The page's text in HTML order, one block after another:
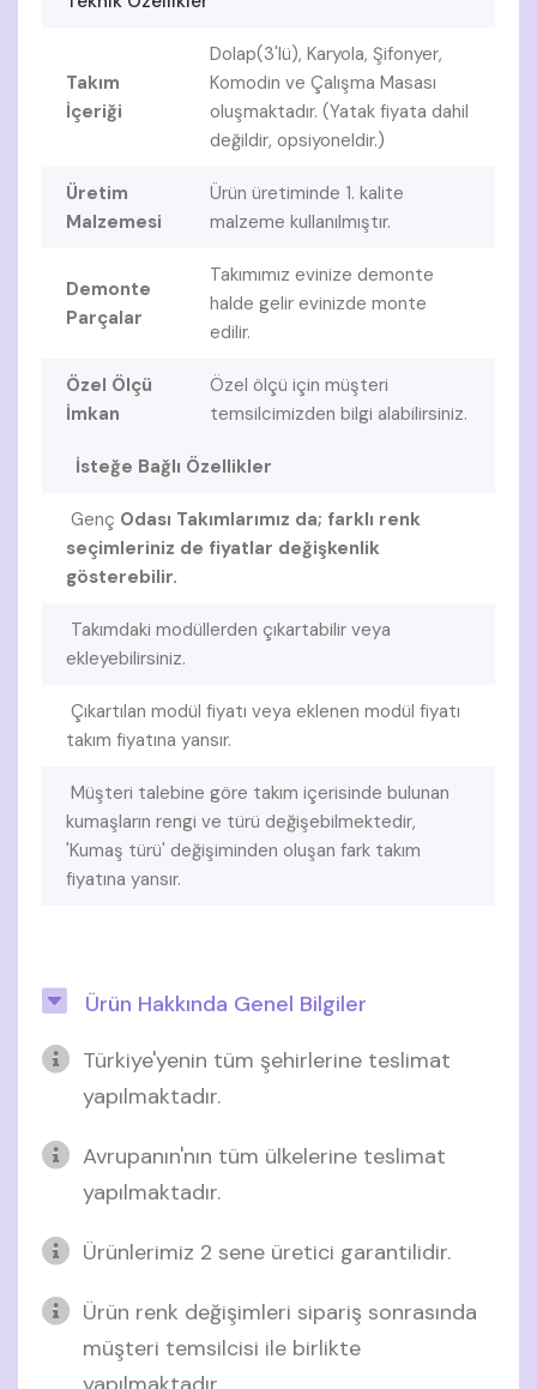
Takım
İçeriği
Dolap(3'lü), Karyola, Şifonyer,
Komodin ve Çalışma Masası
oluşmaktadır. (Yatak fiyata dahil
değildir, opsiyoneldir.)
Üretim
Malzemesi
Ürün üretiminde 1. kalite
malzeme kullanılmıştır.
Demonte
Parçalar
Takımımız evinize demonte
halde gelir evinizde monte
edilir.
Özel Ölçü
İmkan
Özel ölçü için müşteri
temsilcimizden bilgi alabilirsiniz.
İsteğe Bağlı Özellikler
Genç Odası Takımlarımız da; farklı renk
seçimleriniz de fiyatlar değişkenlik
gösterebilir.
Takımdaki modüllerden çıkartabilir veya
ekleyebilirsiniz.
Çıkartılan modül fiyatı veya eklenen modül fiyatı
takım fiyatına yansır.
Müşteri talebine göre takım içerisinde bulunan
kumaşların rengi ve türü değişebilmektedir,
'Kumaş türü' değişiminden oluşan fark takım
fiyatına yansır.
Ürün Hakkında Genel Bilgiler
Türkiye'yenin tüm şehirlerine teslimat
yapılmaktadır.
Avrupanın'nın tüm ülkelerine teslimat
yapılmaktadır.
Ürünlerimiz 2 sene üretici garantilidir.
Ürün renk değişimleri sipariş sonrasında
müşteri temsilcisi ile birlikte